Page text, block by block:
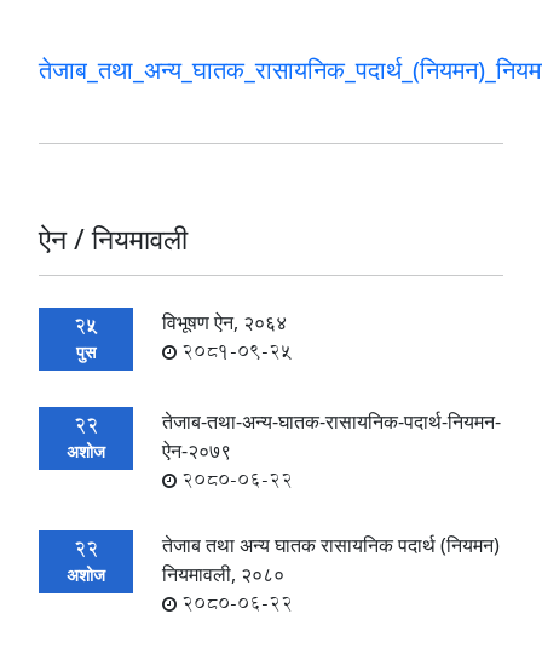
ऐन / नियमावली
25
पुस
विभूषण ऐन, २०६४
2081-09-25
22
अशोज
तेजाब-तथा-अन्य-घातक-रासायनिक-पदार्थ-नियमन-
ऐन-२०७९
2080-06-22
22
अशोज
तेजाब तथा अन्य घातक रासायनिक पदार्थ (नियमन)
नियमावली, २०८०
2080-06-22